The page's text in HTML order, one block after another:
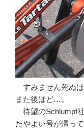
すみません死ぬ
また後ほど…。
待望のSchlumpf
たやよい号が帰って